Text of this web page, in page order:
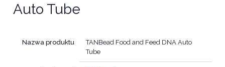
Auto Tube
Nazwa produktu
TANBead Food and Feed DNA Auto
Tube